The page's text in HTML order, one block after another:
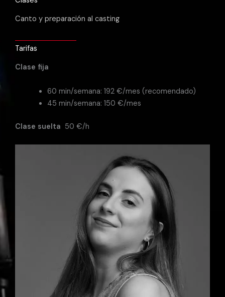
Canto y preparación al casting
Tarifas
Clase fija
60 min/semana: 192 €/mes (recomendado)
45 min/semana: 150 €/mes
Clase suelta 50 €/h